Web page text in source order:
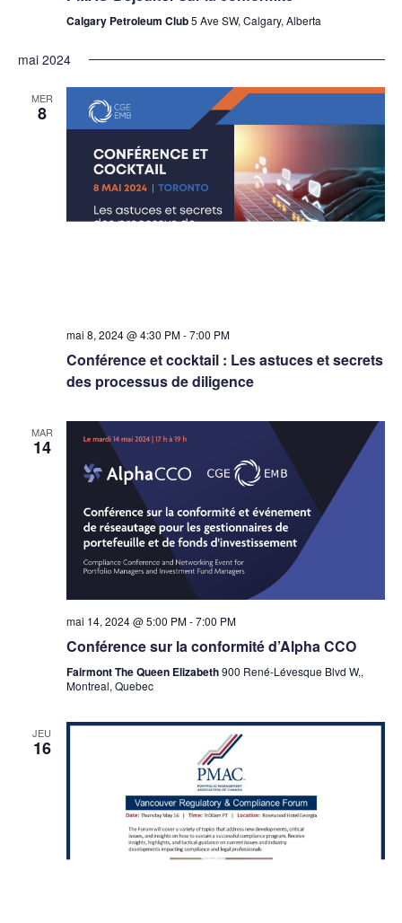
Calgary Petroleum Club5 Ave SW, Calgary, Alberta
mai 2024
MER
8
mai 8, 2024 @ 4:30 PM-7:00 PM
Conférence et cocktail : Les astuces et secrets
des processus de diligence
MAR
14
mai 14, 2024 @ 5:00 PM-7:00 PM
Conférence sur la conformité d’Alpha CCO
Fairmont The Queen Elizabeth900 René-Lévesque Blvd W,,
Montreal, Quebec
JEU
16